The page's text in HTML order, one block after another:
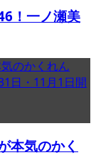
！一ノ瀬美
本気のかく